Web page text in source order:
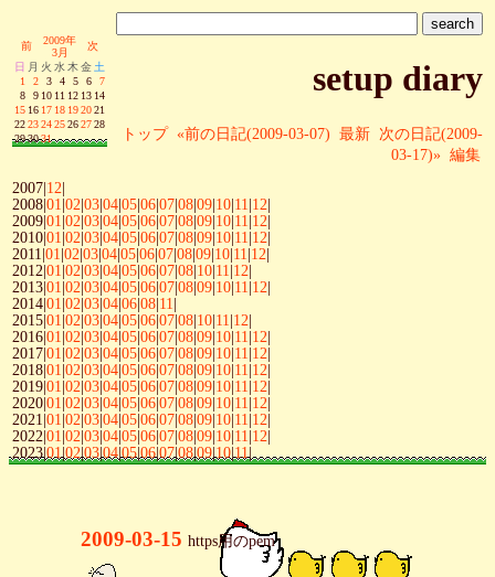
前
2009年
3月
次
日 月 火 水 木 金 土
1
2 3 4 5 6
7
8
9 10 11 12 13 14
15 16 17 18 192021
22232425262728
293031
setup diary
トップ «前の日記(2009-03-07) 最新 次の日記(2009-
03-17)» 編集
2007|12|
2008|01|02|03|04|05|06|07|08|09|10|11|12|
2009|01|02|03|04|05|06|07|08|09|10|11|12|
2010|01|02|03|04|05|06|07|08|09|10|11|12|
2011|01|02|03|04|05|06|07|08|09|10|11|12|
2012|01|02|03|04|05|06|07|08|10|11|12|
2013|01|02|03|04|05|06|07|08|09|10|11|12|
2014|01|02|03|04|06|08|11|
2015|01|02|03|04|05|06|07|08|10|11|12|
2016|01|02|03|04|05|06|07|08|09|10|11|12|
2017|01|02|03|04|05|06|07|08|09|10|11|12|
2018|01|02|03|04|05|06|07|08|09|10|11|12|
2019|01|02|03|04|05|06|07|08|09|10|11|12|
2020|01|02|03|04|05|06|07|08|09|10|11|12|
2021|01|02|03|04|05|06|07|08|09|10|11|12|
2022|01|02|03|04|05|06|07|08|09|10|11|12|
2023|01|02|03|04|05|06|07|08|09|10|11|
2009-03-15 https用のpem